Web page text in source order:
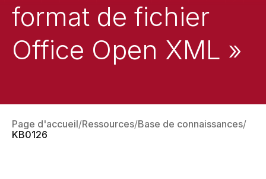
format de fichier
Office Open XML »
Page d'accueil Ressources Base de connaissances
KB0126